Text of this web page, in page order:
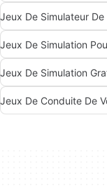
Jeux De Simulation
Jeux De Simulation
Jeux De Conduite De